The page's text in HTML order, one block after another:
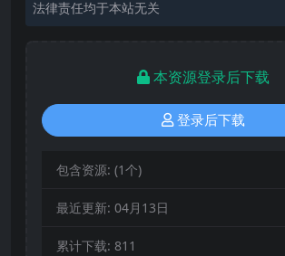
法律责任均于本站无关
本资源登录后下载
登录后下载
包含资源: (1个)
最近更新: 04月13日
累计下载: 811